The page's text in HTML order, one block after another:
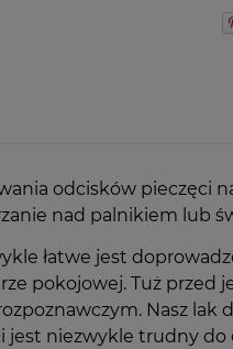
odcisków pieczęci
nad palnikiem lub
łatwe jest
pokojowej. Tuż
Nasz lak
jest niezwykle trudny do